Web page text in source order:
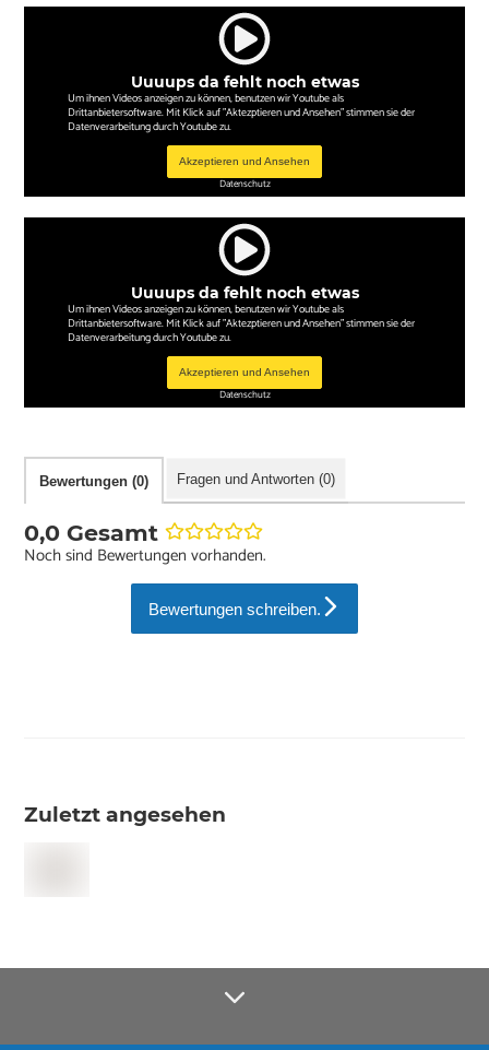
Uuuups da fehlt noch etwas
Um ihnen Videos anzeigen zu können, benutzen wir Youtube als
Drittanbietersoftware. Mit Klick auf "Aktezptieren und Ansehen" stimmen sie der
Datenverarbeitung durch Youtube zu.
Akzeptieren und Ansehen
Datenschutz
Uuuups da fehlt noch etwas
Um ihnen Videos anzeigen zu können, benutzen wir Youtube als
Drittanbietersoftware. Mit Klick auf "Aktezptieren und Ansehen" stimmen sie der
Datenverarbeitung durch Youtube zu.
Akzeptieren und Ansehen
Datenschutz
Bewertungen (0) Fragen und Antworten (0)
0,0 Gesamt
Noch sind Bewertungen vorhanden.
Bewertungen schreiben.
Zuletzt angesehen